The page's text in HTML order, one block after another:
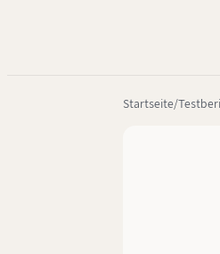
Startseite